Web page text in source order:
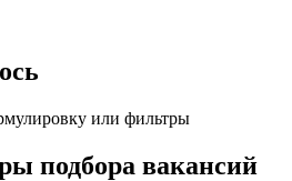
или фильтры
подбора вакансий